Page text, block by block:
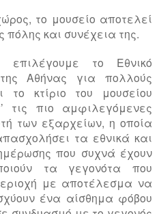
το μουσείο αποτελεί
και συνέχεια της.
το Εθνικό
Αθήνας για πολλούς
το κτίριο του μουσείου
τις πιο αμφιλεγόμενες
των εξαρχείων, η οποία
τα εθνικά και
που συχνά έχουν
τα γεγονότα που
με αποτέλεσμα να
ένα αίσθημα φόβου